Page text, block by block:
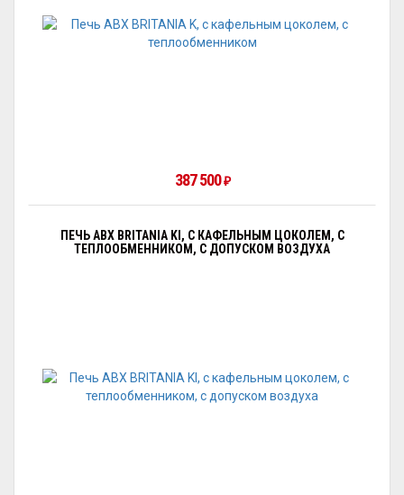
387 500₽
ПЕЧЬ ABX BRITANIA KI, С КАФЕЛЬНЫМ ЦОКОЛЕМ, С
ТЕПЛООБМЕННИКОМ, С ДОПУСКОМ ВОЗДУХА